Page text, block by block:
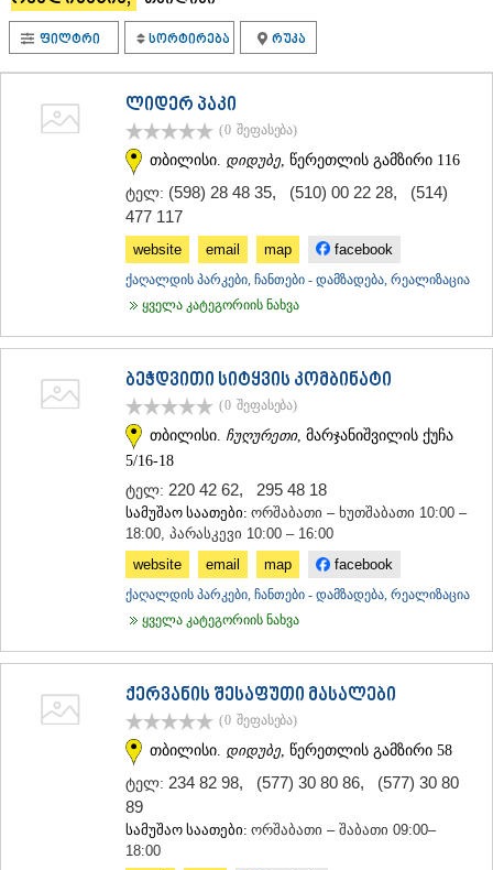
ᲘᲛᲔᲠᲔᲗᲘ
ᲑᲐᲦᲓᲐᲗᲘ
ᲕᲐᲜᲘ
ᲗᲔᲠᲯᲝᲚᲐ
ᲐᲮᲛᲔᲢᲐ
ᲓᲔᲓᲝᲤᲚᲘᲡᲬᲧᲐᲠᲝ
ᲗᲔᲚᲐᲕᲘ
ᲛᲪᲮᲔᲗᲐ–ᲛᲗᲘᲐᲜᲔᲗᲘ
ᲡᲢᲔᲤᲐᲜᲬᲛᲘᲜᲓᲐ (ᲧᲐᲖᲑᲔᲒᲘ)
ᲒᲣᲓᲐᲣᲠᲘ
ᲠᲐᲭᲐ-ᲚᲔᲩᲮᲣᲛᲘ/ᲥᲕᲔᲛᲝ ᲡᲕᲐᲜᲔᲗᲘ
ᲐᲛᲑᲠᲝᲚᲐᲣᲠᲘ
ᲡᲐᲛᲔᲒᲠᲔᲚᲝ/ᲖᲔᲛᲝ ᲡᲕᲐᲜᲔᲗᲘ
ფილტრი სორტირება რუკა
ლიდერ პაკი
(0 შეფასება)
თბილისი. დიდუბე , წერეთლის გამზირი 116
ტელ: (598) 28 48 35, (510) 00 22 28, (514)
477 117
website email map facebook
ქაღალდის პარკები, ჩანთები - დამზადება, რეალიზაცია
ყველა კატეგორიის ნახვა
ბეჭდვითი სიტყვის კომბინატი
(0 შეფასება)
თბილისი. ჩუღურეთი, მარჯანიშვილის ქუჩა
5/16-18
ტელ: 220 42 62, 295 48 18
სამუშაო საათები: ორშაბათი – ხუთშაბათი 10:00 –
18:00, პარასკევი 10:00 – 16:00
website
email map facebook
ქაღალდის პარკები, ჩანთები - დამზადება, რეალიზაცია
ყველა კატეგორიის ნახვა
ქერვანის შესაფუთი მასალები
(0 შეფასება)
თბილისი. დიდუბე , წერეთლის გამზირი 58
ტელ: 234 82 98, (577) 30 80 86, (577) 30 80
89
სამუშაო საათები: ორშაბათი – შაბათი 09:00–
18:00